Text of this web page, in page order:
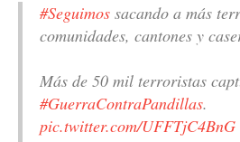
#Seguimos sacando a más
comunidades, cantones y
Más de 50 mil terroristas
#GuerraContraPandillas.
pic.twitter.com/UFFTjC4BnG